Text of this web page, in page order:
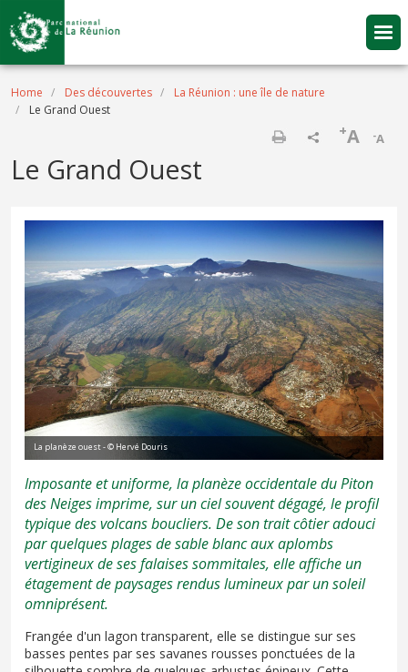
Skip to main content
Breadcrumb
Home Des découvertes
La Réunion : une île de nature
Le Grand Ouest
-A
+A
Le Grand Ouest
La planèze ouest - © Hervé Douris
Imposante et uniforme, la planèze occidentale du Piton
des Neiges imprime, sur un ciel souvent dégagé, le profil
typique des volcans boucliers. De son trait côtier adouci
par quelques plages de sable blanc aux aplombs
vertigineux de ses falaises sommitales, elle affiche un
étagement de paysages rendus lumineux par un soleil
omniprésent.
Frangée d'un lagon transparent, elle se distingue sur ses
basses pentes par ses savanes rousses ponctuées de la